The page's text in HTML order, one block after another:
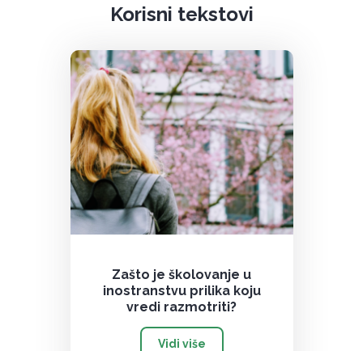
Korisni tekstovi
Zašto je školovanje u
inostranstvu prilika koju
vredi razmotriti?
Vidi više